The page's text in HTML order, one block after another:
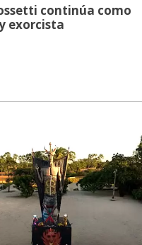
continúa como
exorcista